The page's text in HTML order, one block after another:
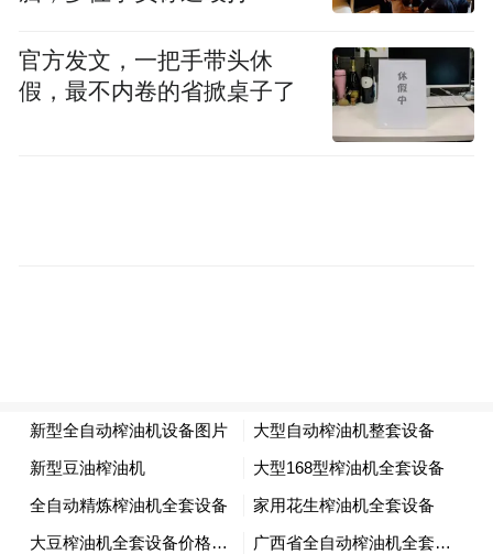
“特别声明：以上作品内容(包括在内的视频、图片或音
布，本平台仅提供信息存储空间服务。
Notice: The content above (including the videos,
官方发文，一把手带头休
假，最不内卷的省掀桌子了